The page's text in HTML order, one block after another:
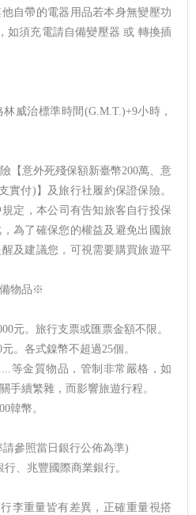
自帶的電器用品若本身無變壓功
如須充電請自備變壓器 或 轉換插
威治標準時間(G.M.T.)+9小時，
【意外死殘保額新臺幣200萬、意
實付)】及旅行社履約保證保險。
定，本公司有告知旅客自行投保
為了確保您的權益及避免出國旅
及建議您，可視需要購買旅遊平
物品※
元。旅行支票或匯票金額不限。
。各式鎳幣不超過25個。
等金質物品，管制非常嚴格，如
手續繁雜，而影響旅遊行程。
韓幣。
參照當日銀行公佈為準)
、兆豐國際商業銀行。
李重量皆有差異，正確重量視搭